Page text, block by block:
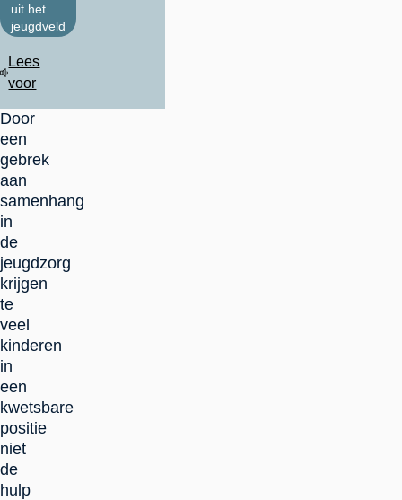
uit het
jeugdveld
Lees
voor
Door
een
gebrek
aan
samenhang
in
de
jeugdzorg
krijgen
te
veel
kinderen
in
een
kwetsbare
positie
niet
de
hulp